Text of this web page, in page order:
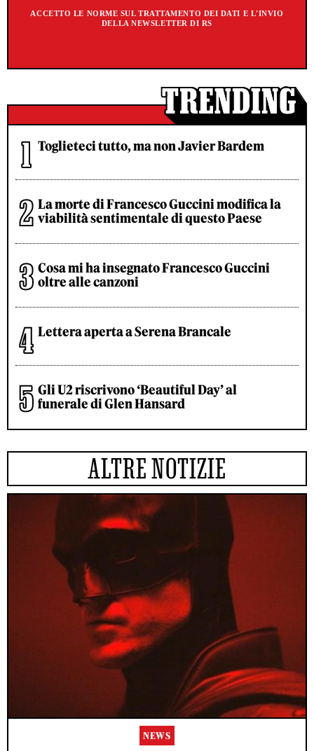
ACCETTO LE NORME SUL TRATTAMENTO DEI DATI E L'INVIO
DELLA NEWSLETTER DI RS
Toglieteci tutto, ma non Javier Bardem
La morte di Francesco Guccini modifica la
viabilità sentimentale di questo Paese
Cosa mi ha insegnato Francesco Guccini
oltre alle canzoni
Lettera aperta a Serena Brancale
Gli U2 riscrivono ‘Beautiful Day’ al
funerale di Glen Hansard
ALTRE NOTIZIE
NEWS